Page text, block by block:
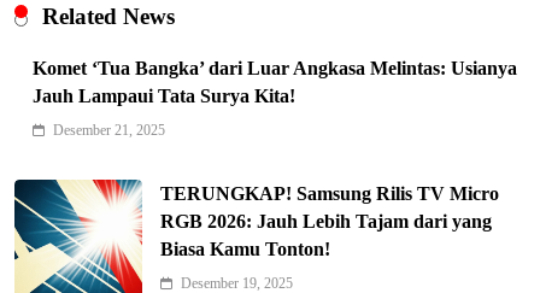
Related News
Komet ‘Tua Bangka’ dari Luar Angkasa Melintas: Usianya
Jauh Lampaui Tata Surya Kita!
Desember 21, 2025
TERUNGKAP! Samsung Rilis TV Micro
RGB 2026: Jauh Lebih Tajam dari yang
Biasa Kamu Tonton!
Desember 19, 2025